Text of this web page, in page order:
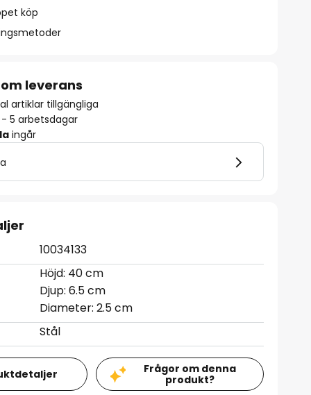
köp
leverans
artiklar tillgängliga
- 5 arbetsdagar
ingår
10034133
Höjd: 40 cm
Djup: 6.5 cm
Diameter: 2.5 cm
Stål
Frågor om denna
produkt?